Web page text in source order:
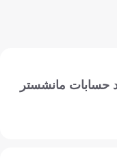
حسابات مانشستر